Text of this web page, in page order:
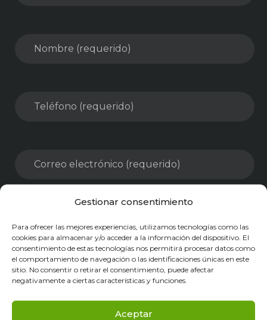
Gestionar consentimiento
Para ofrecer las mejores experiencias, utilizamos tecnologías como las
cookies para almacenar y/o acceder a la información del dispositivo. El
consentimiento de estas tecnologías nos permitirá procesar datos como
el comportamiento de navegación o las identificaciones únicas en este
sitio. No consentir o retirar el consentimiento, puede afectar
negativamente a ciertas características y funciones.
Aceptar